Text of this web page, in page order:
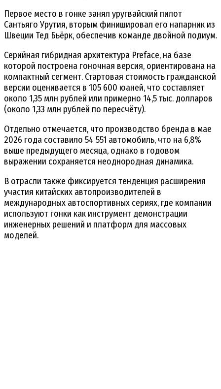
Первое место в гонке занял уругвайский пилот
Сантьяго Урутия, вторым финишировал его напарник из
Швеции Тед Бьёрк, обеспечив команде двойной подиум.
Серийная гибридная архитектура Preface, на базе
которой построена гоночная версия, ориентирована на
компактный сегмент. Стартовая стоимость гражданской
версии оценивается в 105 600 юаней, что составляет
около 1,35 млн рублей или примерно 14,5 тыс. долларов
(около 1,33 млн рублей по пересчёту).
Отдельно отмечается, что производство бренда в мае
2026 года составило 54 551 автомобиль, что на 6,8%
выше предыдущего месяца, однако в годовом
выражении сохраняется неоднородная динамика.
В отрасли также фиксируется тенденция расширения
участия китайских автопроизводителей в
международных автоспортивных сериях, где компании
используют гонки как инструмент демонстрации
инженерных решений и платформ для массовых
моделей.